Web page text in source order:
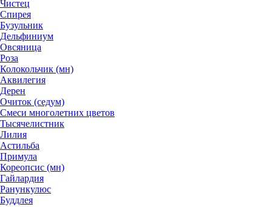
Чистец
Спирея
Бузульник
Дельфиниум
Овсяница
Роза
Колокольчик (мн)
Аквилегия
Дерен
Очиток (седум)
Смеси многолетних цветов
Тысячелистник
Лилия
Астильба
Примула
Кореопсис (мн)
Гайлардия
Ранункулюс
Буддлея